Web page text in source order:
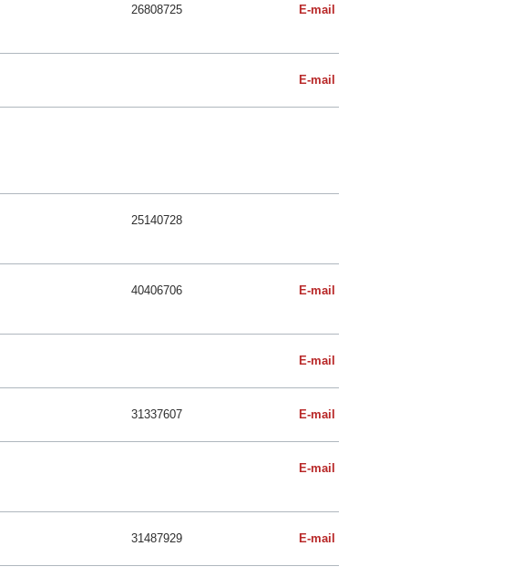
26808725 E-mail
E-mail
25140728
40406706 E-mail
E-mail
31337607 E-mail
E-mail
31487929 E-mail